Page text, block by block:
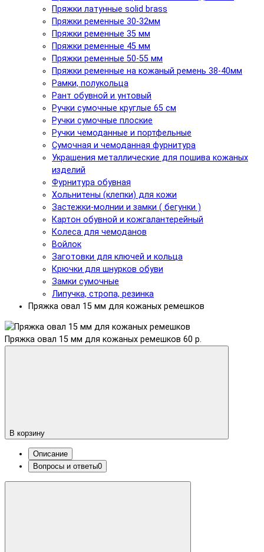
Пряжки латунные solid brass
Пряжки ременные 30-32мм
Пряжки ременные 35 мм
Пряжки ременные 45 мм
Пряжки ременные 50-55 мм
Пряжки ременные на кожаный ремень 38-40мм
Рамки, полукольца
Рант обувной и унтовый
Ручки сумочные круглые 65 см
Ручки сумочные плоские
Ручки чемоданные и портфельные
Сумочная и чемоданная фурнитура
Украшения металлические для пошива кожаных
изделий
Фурнитура обувная
Хольнитены (клепки) для кожи
Застежки-молнии и замки ( бегунки )
Картон обувной и кожгалантерейный
Колеса для чемоданов
Войлок
Заготовки для ключей и кольца
Крючки для шнурков обуви
Замки сумочные
Липучка, стропа, резинка
Пряжка овал 15 мм для кожаных ремешков
Пряжка овал 15 мм для кожаных ремешков 60 р.
В корзину
Описание
Вопросы и ответы0